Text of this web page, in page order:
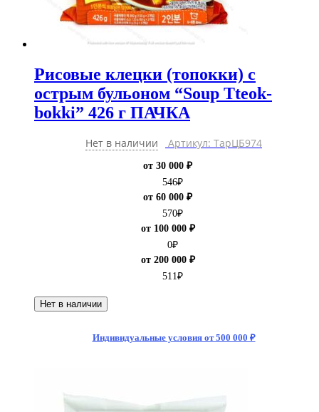
Рисовые клецки (топокки) с
острым бульоном “Soup Tteok-
bokki” 426 г ПАЧКА
Нет в наличии Артикул: ТарЦБ974
от 30 000 ₽
546₽
от 60 000 ₽
570₽
от 100 000 ₽
0₽
от 200 000 ₽
511₽
Нет в наличии
Индивидуальные условия от 500 000 ₽